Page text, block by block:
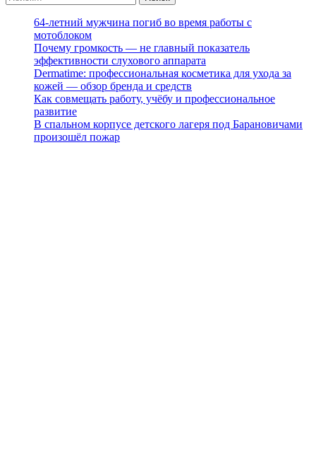
64-летний мужчина погиб во время работы с
мотоблоком
Почему громкость — не главный показатель
эффективности слухового аппарата
Dermatime: профессиональная косметика для ухода за
кожей — обзор бренда и средств
Как совмещать работу, учёбу и профессиональное
развитие
В спальном корпусе детского лагеря под Барановичами
произошёл пожар